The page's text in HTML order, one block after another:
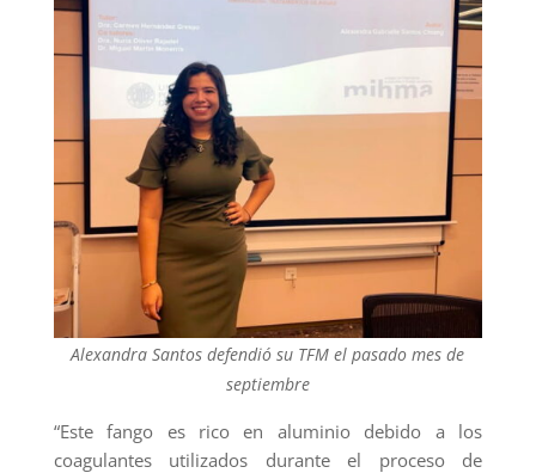
Alexandra Santos defendió su TFM el pasado mes de
septiembre
“Este fango es rico en aluminio debido a los
coagulantes utilizados durante el proceso de